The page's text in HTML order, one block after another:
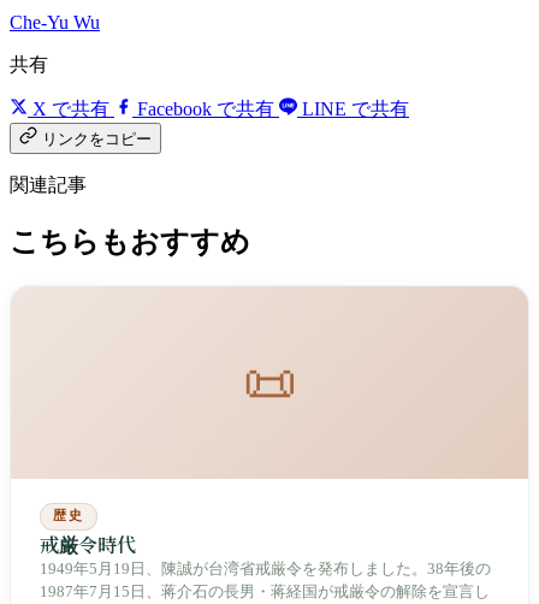
Che-Yu Wu
共有
X で共有 Facebook で共有 LINE で共有
リンクをコピー
関連記事
こちらもおすすめ
📜
歴史
戒厳令時代
1949年5月19日、陳誠が台湾省戒厳令を発布しました。38年後の
1987年7月15日、蒋介石の長男・蒋経国が戒厳令の解除を宣言し